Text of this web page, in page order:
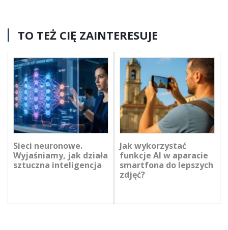
TO TEŻ CIĘ ZAINTERESUJE
Sieci neuronowe.
Wyjaśniamy, jak działa
sztuczna inteligencja
Jak wykorzystać
funkcje AI w aparacie
smartfona do lepszych
zdjęć?